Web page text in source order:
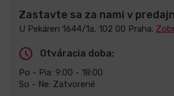
Zastavte sa za nami v
U Pekáren 1644/1a, 102 00 Praha.
Otváracia doba:
Po - Pia: 9:00 - 18:00
So - Ne: Zatvorené